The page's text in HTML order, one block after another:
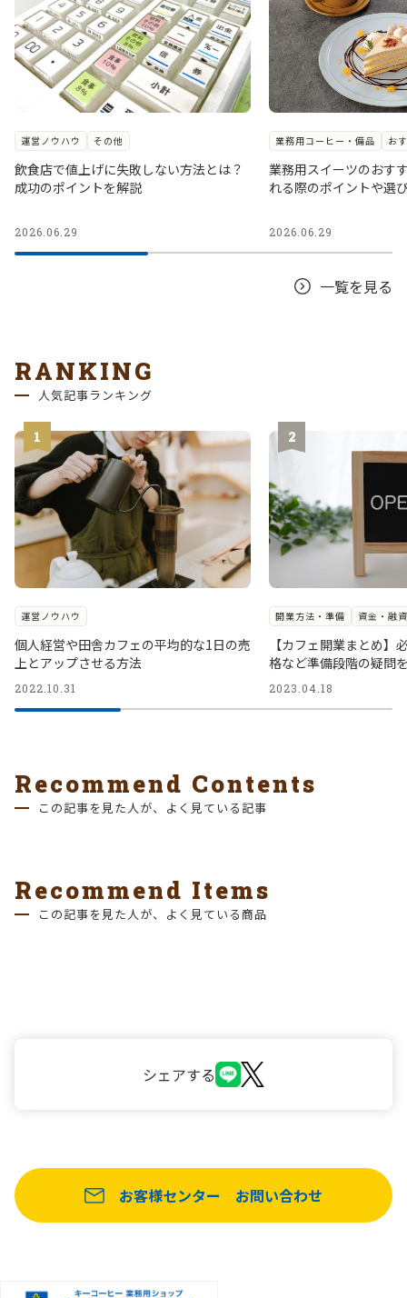
一覧を見る
運営ノウハウ その他
飲食店で値上げに失敗しない方法とは？
成功のポイントを解説
2026.06.29
業務用コーヒー・備品 お
業務用スイーツのおす
れる際のポイントや選
2026.06.29
RANKING
人気記事ランキング
運営ノウハウ
個人経営や田舎カフェの平均的な1日の売
上とアップさせる方法
2022.10.31
開業方法・準備 資金・融
【カフェ開業まとめ】
格など準備段階の疑問
2023.04.18
Recommend Contents
この記事を見た人が、よく見ている記事
Recommend Items
この記事を見た人が、よく見ている商品
シェアする
お客様センター お問い合わせ